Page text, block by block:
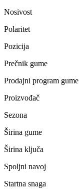
Nosivost
Polaritet
Pozicija
Prečnik gume
Prodajni program gume
Proizvođač
Sezona
Širina gume
Širina ključa
Spoljni navoj
Startna snaga